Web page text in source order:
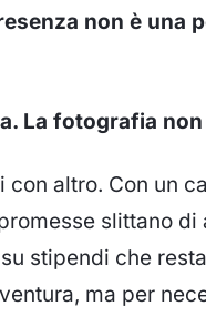
non è una
La fotografia
con altro. Con un
slittano
stipendi che
ma per